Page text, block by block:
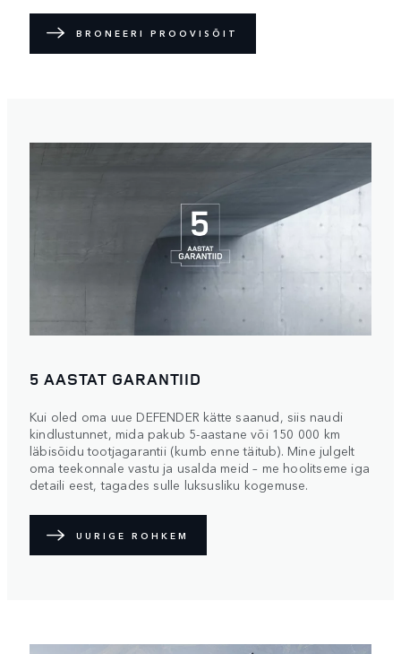
BRONEERI PROOVISÕIT
5 AASTAT GARANTIID
Kui oled oma uue DEFENDER kätte saanud, siis naudi
kindlustunnet, mida pakub 5-aastane või 150 000 km
läbisõidu tootjagarantii (kumb enne täitub). Mine julgelt
oma teekonnale vastu ja usalda meid – me hoolitseme iga
detaili eest, tagades sulle luksusliku kogemuse.
UURIGE ROHKEM